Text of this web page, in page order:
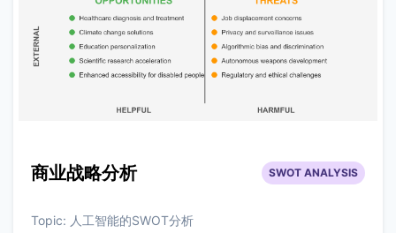
商业战略分析 SWOT ANALYSIS
Topic: 人工智能的SWOT分析